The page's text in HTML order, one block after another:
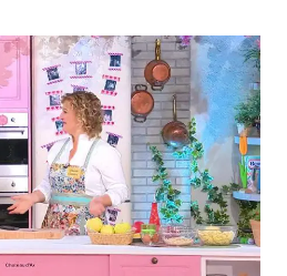
Cucina e Ricette
Consigli di Cucina